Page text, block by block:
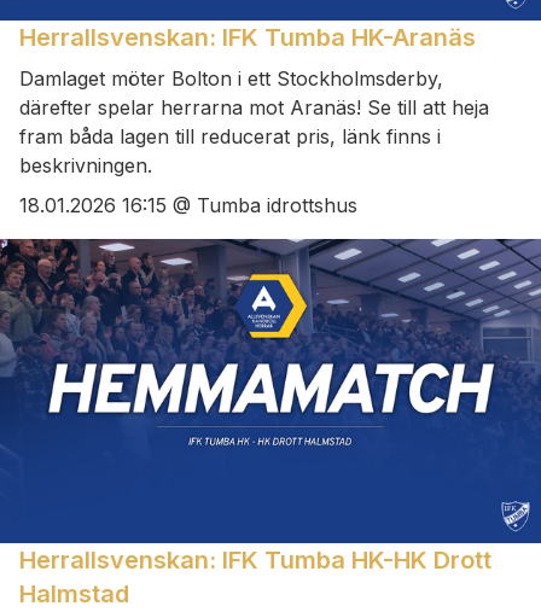
Herrallsvenskan: IFK Tumba HK-Aranäs
Damlaget möter Bolton i ett Stockholmsderby,
därefter spelar herrarna mot Aranäs! Se till att heja
fram båda lagen till reducerat pris, länk finns i
beskrivningen.
18.01.2026 16:15 @ Tumba idrottshus
Herrallsvenskan: IFK Tumba HK-HK Drott
Halmstad